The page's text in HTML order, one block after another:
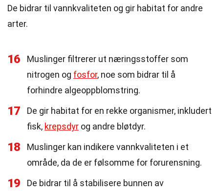
De bidrar til vannkvaliteten og gir habitat for andre
arter.
16
Muslinger filtrerer ut næringsstoffer som
nitrogen og fosfor, noe som bidrar til å
forhindre algeoppblomstring.
17
De gir habitat for en rekke organismer, inkludert
fisk, krepsdyr og andre bløtdyr.
18
Muslinger kan indikere vannkvaliteten i et
område, da de er følsomme for forurensning.
19
De bidrar til å stabilisere bunnen av